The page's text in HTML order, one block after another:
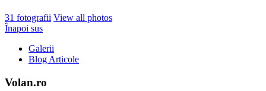
31 fotografii View all photos
Înapoi sus
Galerii
Blog Articole
Volan.ro